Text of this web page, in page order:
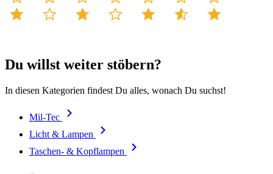
Du willst weiter stöbern?
In diesen Kategorien findest Du alles, wonach Du suchst!
Mil-Tec
Licht & Lampen
Taschen- & Kopflampen